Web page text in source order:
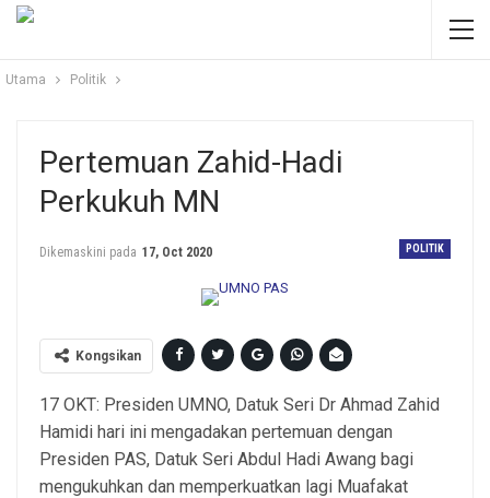
Utama Politik
Pertemuan Zahid-Hadi
Perkukuh MN
POLITIK
Dikemaskini pada 17, Oct 2020
Kongsikan
17 OKT: Presiden UMNO, Datuk Seri Dr Ahmad Zahid
Hamidi hari ini mengadakan pertemuan dengan
Presiden PAS, Datuk Seri Abdul Hadi Awang bagi
mengukuhkan dan memperkuatkan lagi Muafakat